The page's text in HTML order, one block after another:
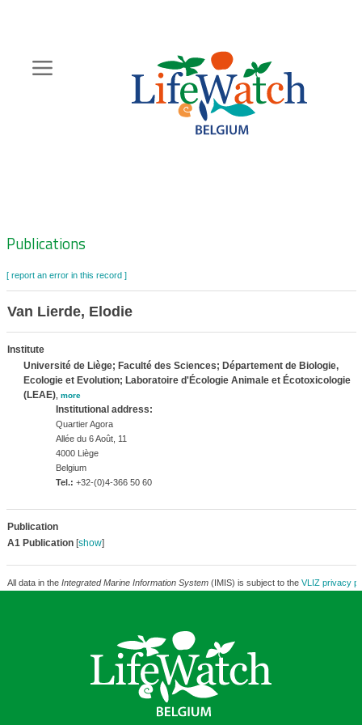
content
Zoeknavigatie
Publications
[ report an error in this record ]
Van Lierde, Elodie
Institute
Université de Liège; Faculté des Sciences; Département de Biologie,
Ecologie et Evolution; Laboratoire d'Écologie Animale et Écotoxicologie
(LEAE), more
Institutional address:
Quartier Agora
Allée du 6 Août, 11
4000 Liège
Belgium
Tel.: +32-(0)4-366 50 60
Publication
A1 Publication[show]
All data in the Integrated Marine Information System(IMIS) is subject to the VLIZ privacy